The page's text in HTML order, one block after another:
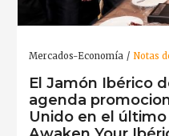
Mercados-Economía Notas
El Jamón Ibérico
agenda
Unido en el